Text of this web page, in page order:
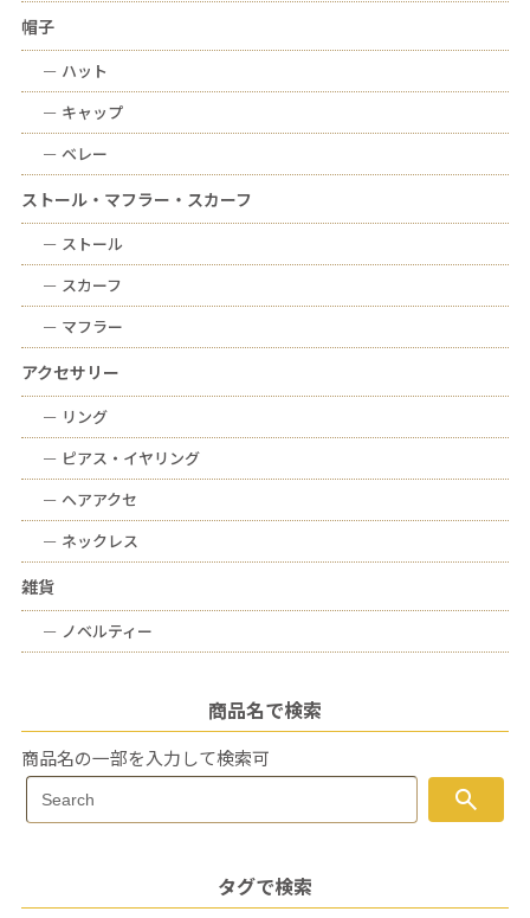
帽子
ー ハット
ー キャップ
ー ベレー
ストール・マフラー・スカーフ
ー ストール
ー スカーフ
ー マフラー
アクセサリー
ー リング
ー ピアス・イヤリング
ー ヘアアクセ
ー ネックレス
雑貨
ー ノベルティー
商品名で検索
商品名の一部を入力して検索可
Search
for:
search
タグで検索